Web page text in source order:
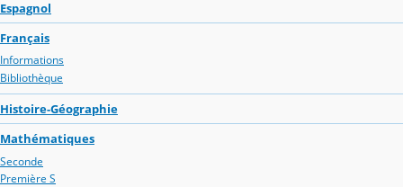
Espagnol
Français
Informations
Bibliothèque
Histoire-Géographie
Mathématiques
Seconde
Première S